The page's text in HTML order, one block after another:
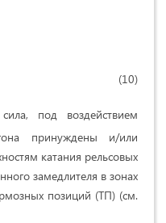
(10)
под воздействием
принуждены и/или
катания рельсовых
замедлителя в зонах
позиций (ТП) (см.